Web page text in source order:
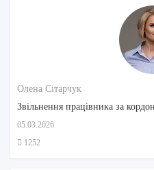
Олена Сітарчук
Звільнення працівника за
05.03.2026
1252